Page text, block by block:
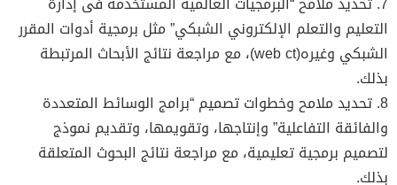
التعليم والتعلم الإلكتروني الشبكي” مثل برمجية أدوات المقرر
الشبكي وغيره(web ct)، مع مراجعة نتائج الأبحاث المرتبطة
بذلك.
8. تحديد ملامح وخطوات تصميم “برامج الوسائط المتعددة
والفائقة التفاعلية” وإنتاجها، وتقويمها، وتقديم نموذج
لتصميم برمجية تعليمية، مع مراجعة نتائج البحوث المتعلقة
بذلك.